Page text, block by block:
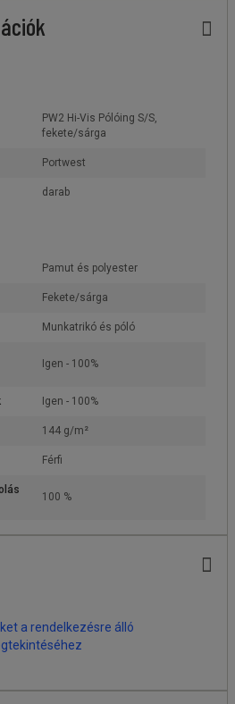
PW2 Hi-Vis Pólóing S/S,
fekete/sárga
Portwest
darab
Pamut és polyester
Fekete/sárga
Munkatrikó és póló
Igen - 100%
Igen - 100%
144 g/m²
Férfi
100 %
a rendelkezésre álló